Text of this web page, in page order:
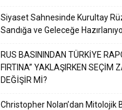
Siyaset Sahnesinde Kurultay
Sandığa ve Geleceğe
RUS BASININDAN TÜRKİYE
FIRTINA” YAKLAŞIRKEN SEÇİM
DEĞİŞİR Mİ?
Christopher Nolan’dan Mitolojik